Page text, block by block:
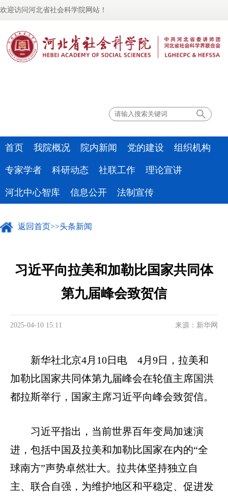
欢迎访问河北省社会科学院网站！
首页 我院概况 院内新闻 党的建设 组织机构
专家学者 科研动态 社联工作 理论宣讲
河北中心智库 信息公开 法制宣传
返回首页>>头条新闻
习近平向拉美和加勒比国家共同体
第九届峰会致贺信
2025-04-10 15:11 来源：新华网
新华社北京4月10日电 4月9日，拉美和
加勒比国家共同体第九届峰会在轮值主席国洪
都拉斯举行，国家主席习近平向峰会致贺信。
习近平指出，当前世界百年变局加速演
进，包括中国及拉美和加勒比国家在内的“全
球南方”声势卓然壮大。拉共体坚持独立自
主、联合自强，为维护地区和平稳定、促进发